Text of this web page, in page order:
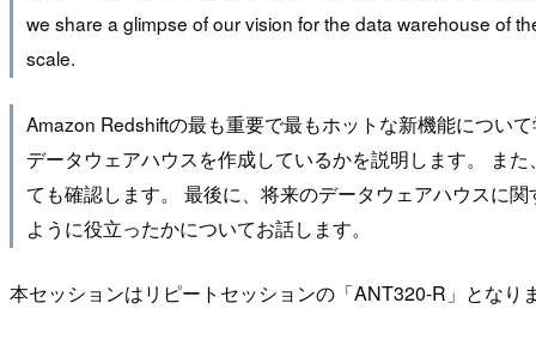
we share a glimpse of our vision for the data warehouse of
scale.
Amazon Redshiftの最も重要で最もホットな新機能につい
データウェアハウスを作成しているかを説明します。 ま
ても確認します。 最後に、将来のデータウェアハウスに
ように役立ったかについてお話します。
本セッションはリピートセッションの「ANT320-R」となり